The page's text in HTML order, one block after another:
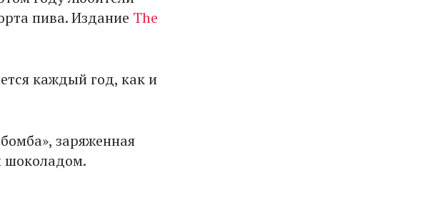
пива. Издание The
каждый год, как и
заряженная
шоколадом.